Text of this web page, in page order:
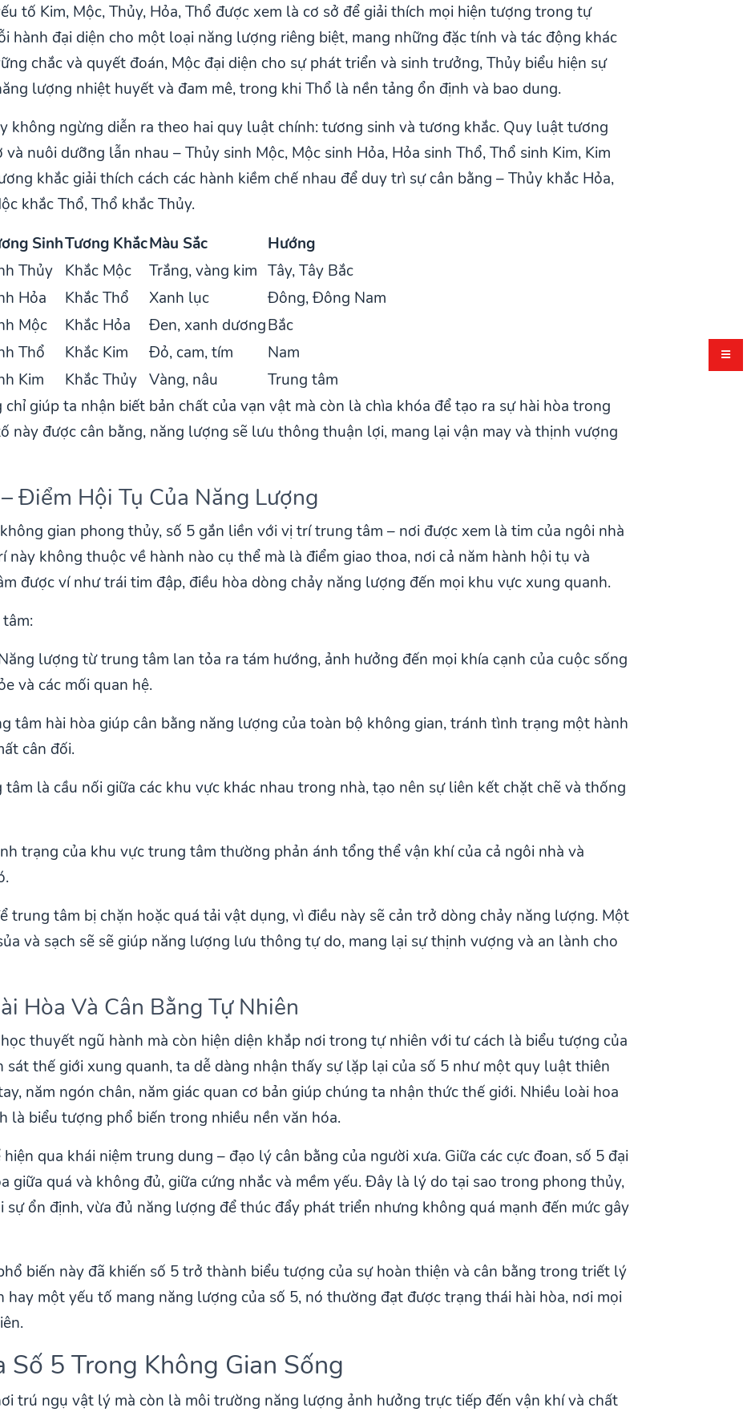
tố Kim, Mộc, Thủy, Hỏa, Thổ được xem là cơ sở để giải thích mọi hiện tượng trong tự
hành đại diện cho một loại năng lượng riêng biệt, mang những đặc tính và tác động khác
chắc và quyết đoán, Mộc đại diện cho sự phát triển và sinh trưởng, Thủy biểu hiện sự
lượng nhiệt huyết và đam mê, trong khi Thổ là nền tảng ổn định và bao dung.
không ngừng diễn ra theo hai quy luật chính: tương sinh và tương khắc. Quy luật tương
nuôi dưỡng lẫn nhau – Thủy sinh Mộc, Mộc sinh Hỏa, Hỏa sinh Thổ, Thổ sinh Kim, Kim
khắc giải thích cách các hành kiềm chế nhau để duy trì sự cân bằng – Thủy khắc Hỏa,
khắc Thổ, Thổ khắc Thủy.
SinhTương KhắcMàu Sắc
Hướng
Thủy Khắc Mộc Trắng, vàng kim Tây, Tây Bắc
Hỏa Khắc Thổ Xanh lục
Đông, Đông Nam
Mộc Khắc Hỏa Đen, xanh dươngBắc
Thổ Khắc Kim Đỏ, cam, tím
Nam
Kim Khắc Thủy Vàng, nâu
Trung tâm
giúp ta nhận biết bản chất của vạn vật mà còn là chìa khóa để tạo ra sự hài hòa trong
này được cân bằng, năng lượng sẽ lưu thông thuận lợi, mang lại vận may và thịnh vượng
Điểm Hội Tụ Của Năng Lượng
gian phong thủy, số 5 gắn liền với vị trí trung tâm – nơi được xem là tim của ngôi nhà
này không thuộc về hành nào cụ thể mà là điểm giao thoa, nơi cả năm hành hội tụ và
được ví như trái tim đập, điều hòa dòng chảy năng lượng đến mọi khu vực xung quanh.
lượng từ trung tâm lan tỏa ra tám hướng, ảnh hưởng đến mọi khía cạnh của cuộc sống
và các mối quan hệ.
tâm hài hòa giúp cân bằng năng lượng của toàn bộ không gian, tránh tình trạng một hành
cân đối.
tâm là cầu nối giữa các khu vực khác nhau trong nhà, tạo nên sự liên kết chặt chẽ và thống
trạng của khu vực trung tâm thường phản ánh tổng thể vận khí của cả ngôi nhà và
trung tâm bị chặn hoặc quá tải vật dụng, vì điều này sẽ cản trở dòng chảy năng lượng. Một
và sạch sẽ sẽ giúp năng lượng lưu thông tự do, mang lại sự thịnh vượng và an lành cho
Hòa Và Cân Bằng Tự Nhiên
thuyết ngũ hành mà còn hiện diện khắp nơi trong tự nhiên với tư cách là biểu tượng của
sát thế giới xung quanh, ta dễ dàng nhận thấy sự lặp lại của số 5 như một quy luật thiên
năm ngón chân, năm giác quan cơ bản giúp chúng ta nhận thức thế giới. Nhiều loài hoa
là biểu tượng phổ biến trong nhiều nền văn hóa.
qua khái niệm trung dung – đạo lý cân bằng của người xưa. Giữa các cực đoan, số 5 đại
giữa quá và không đủ, giữa cứng nhắc và mềm yếu. Đây là lý do tại sao trong phong thủy,
sự ổn định, vừa đủ năng lượng để thúc đẩy phát triển nhưng không quá mạnh đến mức gây
biến này đã khiến số 5 trở thành biểu tượng của sự hoàn thiện và cân bằng trong triết lý
hay một yếu tố mang năng lượng của số 5, nó thường đạt được trạng thái hài hòa, nơi mọi
Số 5 Trong Không Gian Sống
trú ngụ vật lý mà còn là môi trường năng lượng ảnh hưởng trực tiếp đến vận khí và chất